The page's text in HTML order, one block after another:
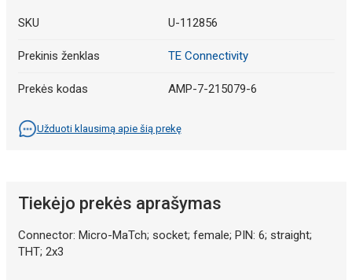
SKU U-112856
Prekinis ženklas TE Connectivity
Prekės kodas AMP-7-215079-6
Užduoti klausimą apie šią prekę
Tiekėjo prekės aprašymas
Connector: Micro-MaTch; socket; female; PIN: 6; straight;
THT; 2x3